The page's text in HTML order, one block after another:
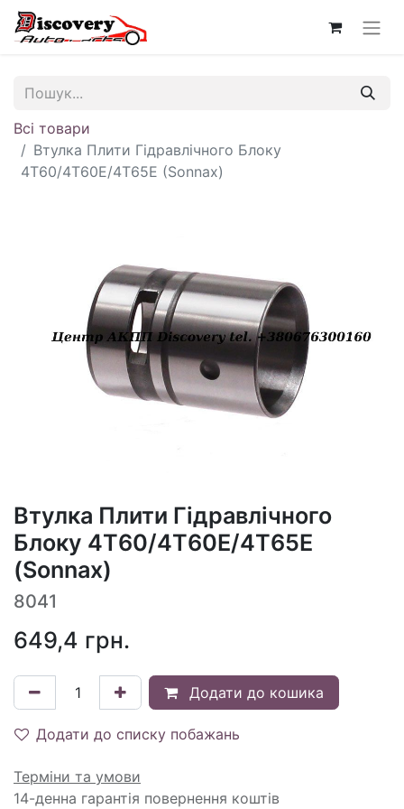
Всі товари
Втулка Плити Гідравлічного Блоку
4T60/4T60E/4T65E (Sonnax)
Втулка Плити Гідравлічного
Блоку 4T60/4T60E/4T65E
(Sonnax)
8041
649,4 грн.
Додати до кошика
Додати до списку побажань
Терміни та умови
14-денна гарантія повернення коштів